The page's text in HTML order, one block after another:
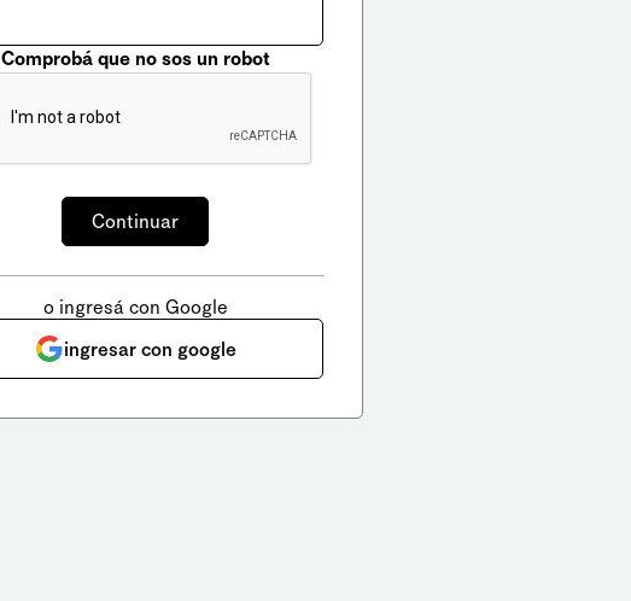
Comprobá que no sos un robot
o ingresá con Google
ingresar con google